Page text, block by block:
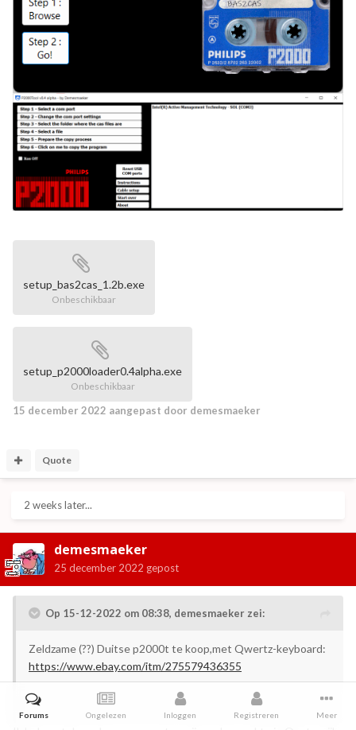
setup_bas2cas_1.2b.exe
Onbeschikbaar
setup_p2000loader0.4alpha.exe
Onbeschikbaar
15 december 2022 aangepast door demesmaeker
Quote
2 weeks later...
demesmaeker
25 december 2022 gepost
Op 15-12-2022 om 08:38, demesmaeker zei:
Zeldzame (??) Duitse p2000t te koop,met Qwertz-keyboard:
https://www.ebay.com/itm/275579436355
Forums Ongelezen Inloggen Registreren Meer